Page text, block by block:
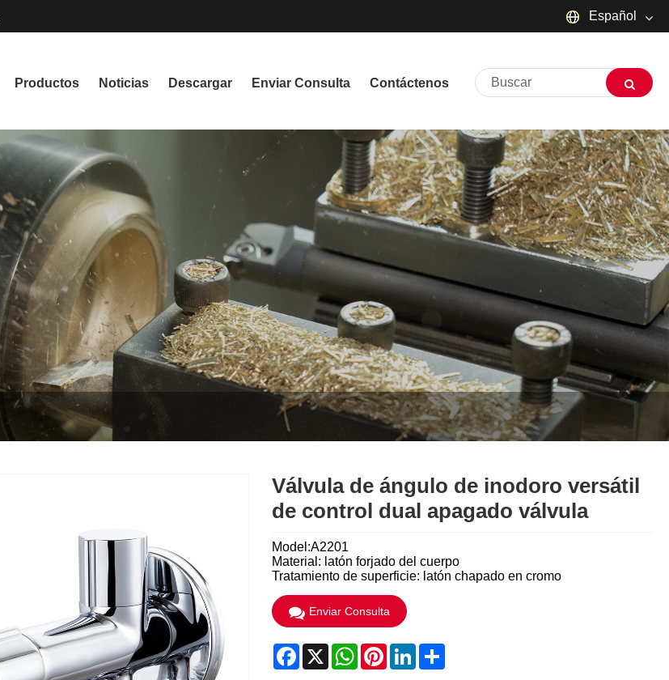
Español
Français
Español
العربية
שפה עברית
Português
Italiano
Polski
Svenska
हिन्दी
Productos Noticias Descargar Enviar Consulta Contáctenos
Válvula de ángulo de inodoro versátil
de control dual apagado válvula
Model:A2201
Material: latón forjado del cuerpo
Tratamiento de superficie: latón chapado en cromo
Enviar Consulta
Facebook
X WhatsApp
PinterestLinkedInShare